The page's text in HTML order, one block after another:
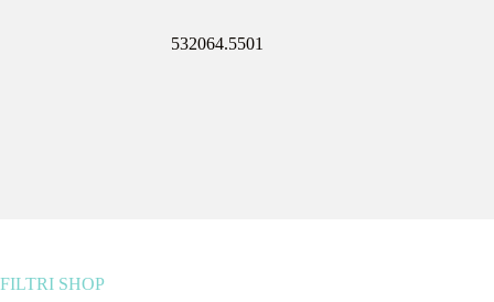
532064.5501
FILTRI SHOP